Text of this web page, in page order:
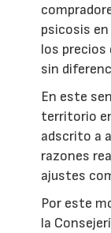
psicosis
los precios
sin
En este
territorio
adscrito a
razones
ajustes
Por este
la